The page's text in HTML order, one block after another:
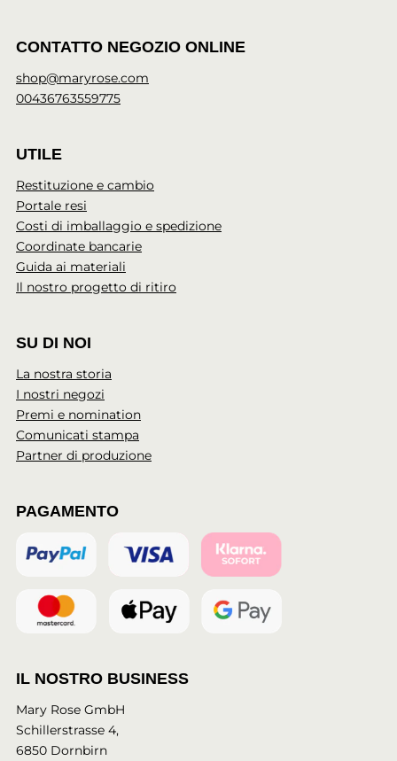
CONTATTO NEGOZIO ONLINE
shop@maryrose.com
00436763559775
UTILE
Restituzione e cambio
Portale resi
Costi di imballaggio e spedizione
Coordinate bancarie
Guida ai materiali
Il nostro progetto di ritiro
SU DI NOI
La nostra storia
I nostri negozi
Premi e nomination
Comunicati stampa
Partner di produzione
PAGAMENTO
IL NOSTRO BUSINESS
Mary Rose GmbH
Schillerstrasse 4,
6850 Dornbirn